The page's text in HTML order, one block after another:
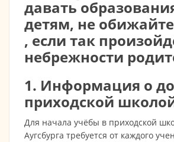
давать
детям, не
, если так
небрежности
1. Информация о
приходской
Для начала учёбы в приходской
Аугсбурга требуется от каждого